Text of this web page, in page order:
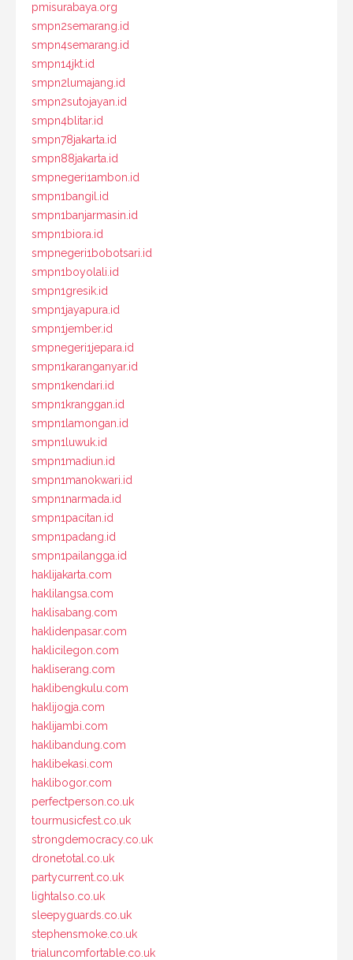
pmisurabaya.org
smpn2semarang.id
smpn4semarang.id
smpn14jkt.id
smpn2lumajang.id
smpn2sutojayan.id
smpn4blitar.id
smpn78jakarta.id
smpn88jakarta.id
smpnegeri1ambon.id
smpn1bangil.id
smpn1banjarmasin.id
smpn1biora.id
smpnegeri1bobotsari.id
smpn1boyolali.id
smpn1gresik.id
smpn1jayapura.id
smpn1jember.id
smpnegeri1jepara.id
smpn1karanganyar.id
smpn1kendari.id
smpn1kranggan.id
smpn1lamongan.id
smpn1luwuk.id
smpn1madiun.id
smpn1manokwari.id
smpn1narmada.id
smpn1pacitan.id
smpn1padang.id
smpn1pailangga.id
haklijakarta.com
haklilangsa.com
haklisabang.com
haklidenpasar.com
haklicilegon.com
hakliserang.com
haklibengkulu.com
haklijogja.com
haklijambi.com
haklibandung.com
haklibekasi.com
haklibogor.com
perfectperson.co.uk
tourmusicfest.co.uk
strongdemocracy.co.uk
dronetotal.co.uk
partycurrent.co.uk
lightalso.co.uk
sleepyguards.co.uk
stephensmoke.co.uk
trialuncomfortable.co.uk